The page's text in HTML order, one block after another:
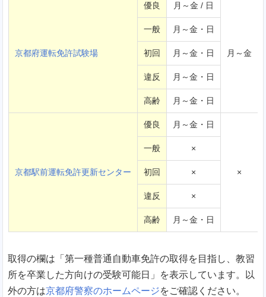
京都府運転免許試験場
優良 月～金 / 日
月～金
一般 月～金・日
初回 月～金・日
違反 月～金・日
高齢 月～金・日
京都駅前運転免許更新センター
優良 月～金・日
×
一般 ×
初回 ×
違反 ×
高齢 月～金・日
取得の欄は「第一種普通自動車免許の取得を目指し、教習
所を卒業した方向けの受験可能日」を表示しています。以
外の方は京都府警察のホームページをご確認ください。